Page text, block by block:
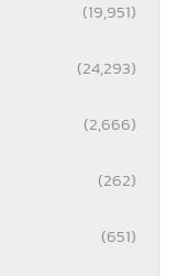
(19,951)
(24,293)
(2,666)
(262)
(651)